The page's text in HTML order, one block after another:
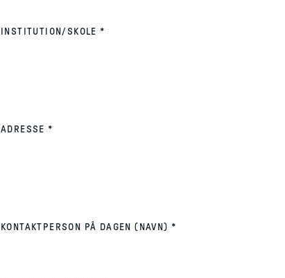
INSTITUTION/SKOLE *
ADRESSE *
KONTAKTPERSON PÅ DAGEN (NAVN) *